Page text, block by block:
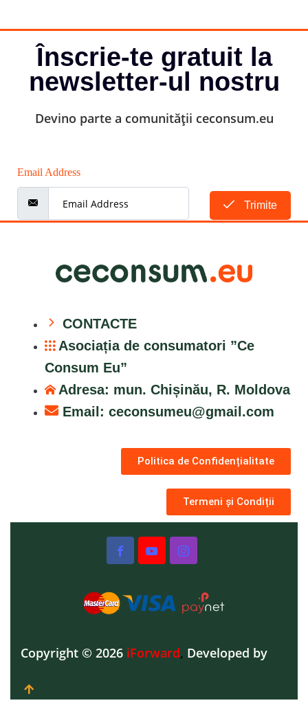
Înscrie-te gratuit la
newsletter-ul nostru
Devino parte a comunității ceconsum.eu
Email Address
Trimite
CONTACTE
Asociația de consumatori ”Ce
Consum Eu”
Adresa: mun. Chișinău, R. Moldova
Email: ceconsumeu@gmail.com
Politica de Confidențialitate
Termeni și Condiții
Copyright © 2026 iForward, Developed by